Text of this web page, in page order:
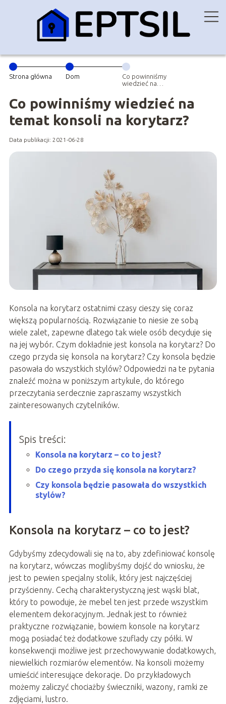
Strona główna Dom
Co powinniśmy
wiedzieć na
korytarz?
Co powinniśmy wiedzieć na
temat konsoli na korytarz?
Data publikacji: 2021-06-28
Konsola na korytarz ostatnimi czasy cieszy się coraz
większą popularnością. Rozwiązanie to niesie ze sobą
wiele zalet, zapewne dlatego tak wiele osób decyduje się
na jej wybór. Czym dokładnie jest konsola na korytarz? Do
czego przyda się konsola na korytarz? Czy konsola będzie
pasowała do wszystkich stylów? Odpowiedzi na te pytania
znaleźć można w poniższym artykule, do którego
przeczytania serdecznie zapraszamy wszystkich
zainteresowanych czytelników.
Spis treści:
Konsola na korytarz – co to jest?
Do czego przyda się konsola na korytarz?
Czy konsola będzie pasowała do wszystkich
stylów?
Konsola na korytarz – co to jest?
Gdybyśmy zdecydowali się na to, aby zdefiniować konsolę
na korytarz, wówczas moglibyśmy dojść do wniosku, że
jest to pewien specjalny stolik, który jest najczęściej
przyścienny. Cechą charakterystyczną jest wąski blat,
który to powoduje, że mebel ten jest przede wszystkim
elementem dekoracyjnym. Jednak jest to również
praktyczne rozwiązanie, bowiem konsole na korytarz
mogą posiadać też dodatkowe szuflady czy półki. W
konsekwencji możliwe jest przechowywanie dodatkowych,
niewielkich rozmiarów elementów. Na konsoli możemy
umieścić interesujące dekoracje. Do przykładowych
możemy zaliczyć chociażby świeczniki, wazony, ramki ze
zdjęciami, lustro.